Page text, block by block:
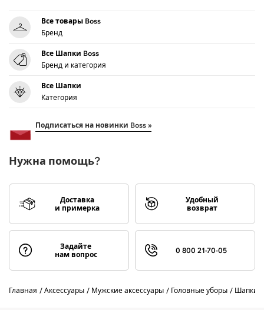
Все товары Boss
Бренд
Все Шапки Boss
Бренд и категория
Все Шапки
Категория
Подписаться на новинки Boss »
Нужна помощь?
Доставка
и примерка
Удобный
возврат
Задайте
нам вопрос
0 800 21-70-05
Главная Аксессуары Мужские аксессуары Головные уборы Шапки